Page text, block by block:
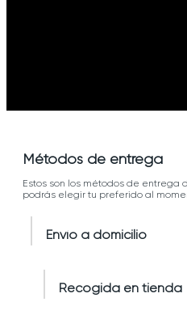
Métodos de entrega
Estos son los métodos de entrega
podrás elegir tu preferido al
Envío a domicilio
Recogida en tienda